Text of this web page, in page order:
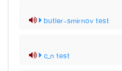
butler-smirnov test
c_n test